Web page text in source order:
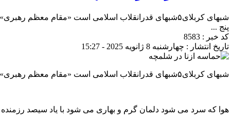
شبهای کربلای۵شبهای قدرانقلاب اسلامی است «مقام
پنج ...
کد خبر : 8583
تاریخ انتشار : چهارشنبه 8 ژانویه 2025 - 15:27
شبهای کربلای۵شبهای قدرانقلاب اسلامی است «مقام معظم رهبری»
هوا که سرد می شود دلمان گرم و بهاری می شود با یاد سیصد رزمنده